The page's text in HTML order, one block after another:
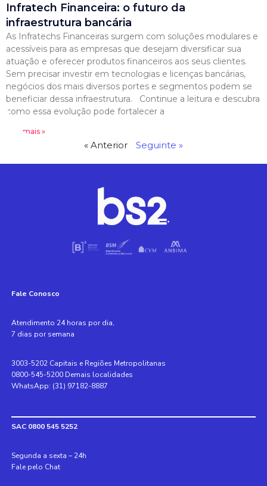
Infratech Financeira: o futuro da
infraestrutura bancária
As Infratechs Financeiras surgem com soluções modulares e
acessíveis para as empresas que desejam diversificar sua
atuação e oferecer produtos financeiros aos seus clientes.
Sem precisar investir em tecnologias e licenças bancárias,
negócios dos mais diversos portes e segmentos podem se
beneficiar dessa infraestrutura. Continue a leitura e descubra
como essa evolução pode fortalecer a
Leia mais »
« Anterior Seguinte »
Fale Conosco
Atendimento 24 horas por dia,
7 dias por semana
3003-5202 Capitais e Regiões Metropolitanas
0800-545-5200 Demais localidades
WhatsApp: (31) 97182-8887
SAC 0800 545 5252
Segunda a sexta – 24h
Fale pelo Chat